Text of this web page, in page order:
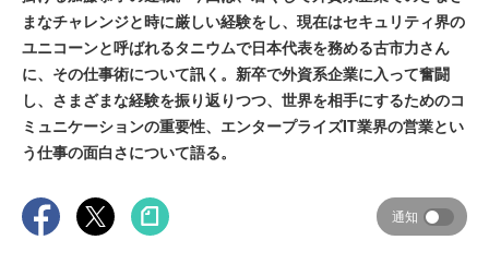
まなチャレンジと時に厳しい経験をし、現在はセキュリティ界の
ユニコーンと呼ばれるタニウムで日本代表を務める古市力さん
に、その仕事術について訊く。新卒で外資系企業に入って奮闘
し、さまざまな経験を振り返りつつ、世界を相手にするためのコ
ミュニケーションの重要性、エンタープライズIT業界の営業とい
う仕事の面白さについて語る。
通知